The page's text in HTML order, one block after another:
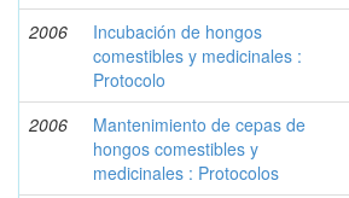
2006
Incubación de hongos
comestibles y medicinales :
Protocolo
2006
Mantenimiento de cepas de
hongos comestibles y
medicinales : Protocolos